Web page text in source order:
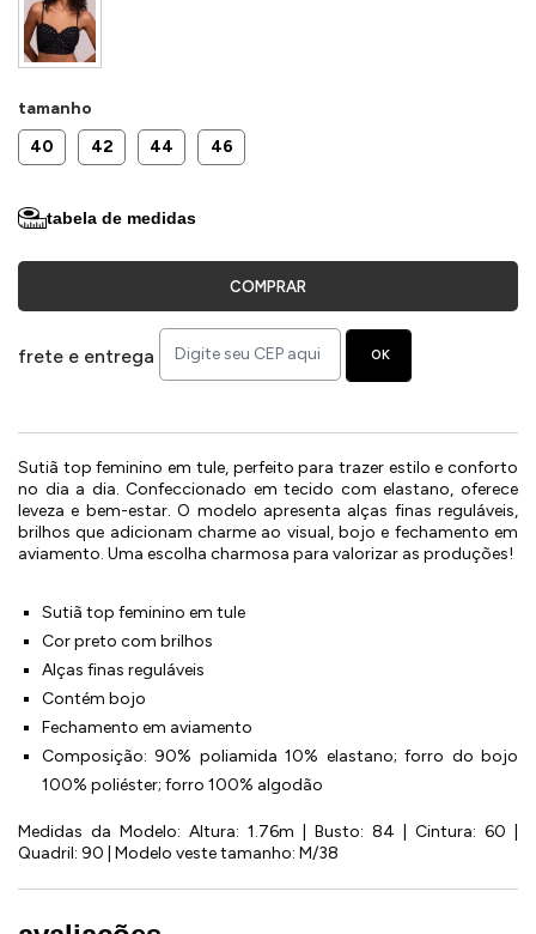
tamanho
40
42 44 46
tabela de medidas
COMPRAR
frete e entrega OK
Sutiã top feminino em tule, perfeito para trazer estilo e conforto
no dia a dia. Confeccionado em tecido com elastano, oferece
leveza e bem-estar. O modelo apresenta alças finas reguláveis,
brilhos que adicionam charme ao visual, bojo e fechamento em
aviamento. Uma escolha charmosa para valorizar as produções!
Sutiã top feminino em tule
Cor preto com brilhos
Alças finas reguláveis
Contém bojo
Fechamento em aviamento
Composição: 90% poliamida 10% elastano; forro do bojo
100% poliéster; forro 100% algodão
Medidas da Modelo: Altura: 1.76m | Busto: 84 | Cintura: 60 |
Quadril: 90 | Modelo veste tamanho: M/38